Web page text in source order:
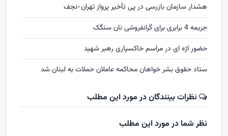
هشدار سازمان بازرسی در پی تأخیر پرواز تهران-نجف
جریمه 4 برابری برای گرانفروشی نان سنگک
حضور اژه ای در مراسم خاکسپاری رهبر شهید
ستاد حقوق بشر خواهان محاکمه عاملان حملات به لبنان شد
نظرات بینندگان در مورد این مطلب
نظر شما در مورد این مطلب